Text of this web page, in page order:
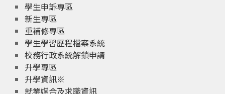
學生申訴專區
新生專區
重補修專區
學生學習歷程檔案系統
校務行政系統解鎖申請
升學專區
升學資訊※
就業媒合及求職資訊